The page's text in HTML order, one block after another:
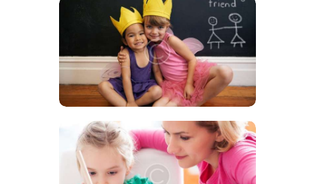
CRÈCHE LES P’TITS GRIMPEURS
10 NOVEMBRE 2024
VIEWS 0 COMMENTS
LIKES BYWEBMASTER
SHARE
NOUVEAUTÉS DE LA MICRO
CRÈCHE
29 JANVIER 2019
2060
VIEWS
COMMENTS 8 LIKES
BY
WEBMASTER
SHARE